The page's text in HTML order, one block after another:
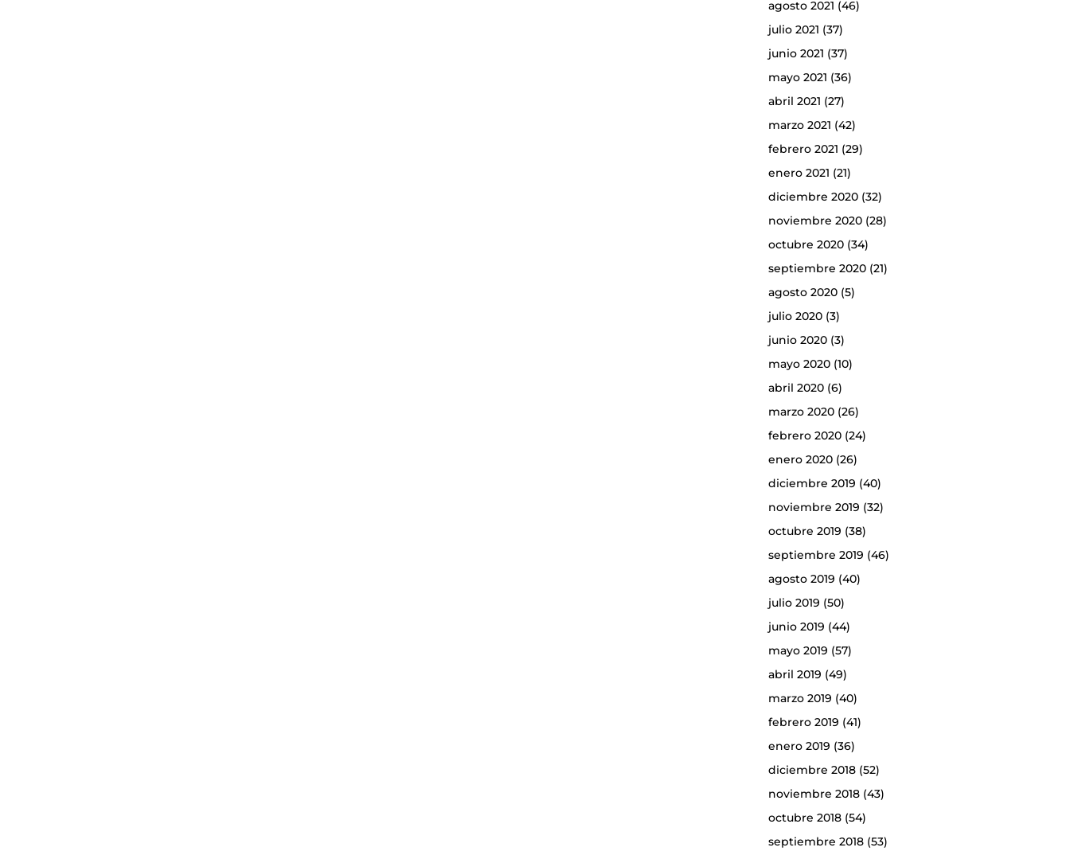
agosto 2021 (46)
julio 2021 (37)
junio 2021 (37)
mayo 2021 (36)
abril 2021 (27)
marzo 2021 (42)
febrero 2021 (29)
enero 2021 (21)
diciembre 2020(32)
noviembre 2020(28)
octubre 2020(34)
septiembre 2020(21)
agosto 2020(5)
julio 2020(3)
junio 2020(3)
mayo 2020(10)
abril 2020(6)
marzo 2020(26)
febrero 2020(24)
enero 2020(26)
diciembre 2019 (40)
noviembre 2019 (32)
octubre 2019 (38)
septiembre 2019 (46)
agosto 2019 (40)
julio 2019 (50)
junio 2019 (44)
mayo 2019 (57)
abril 2019 (49)
marzo 2019 (40)
febrero 2019 (41)
enero 2019 (36)
diciembre 2018(52)
noviembre 2018(43)
octubre 2018(54)
septiembre 2018(53)